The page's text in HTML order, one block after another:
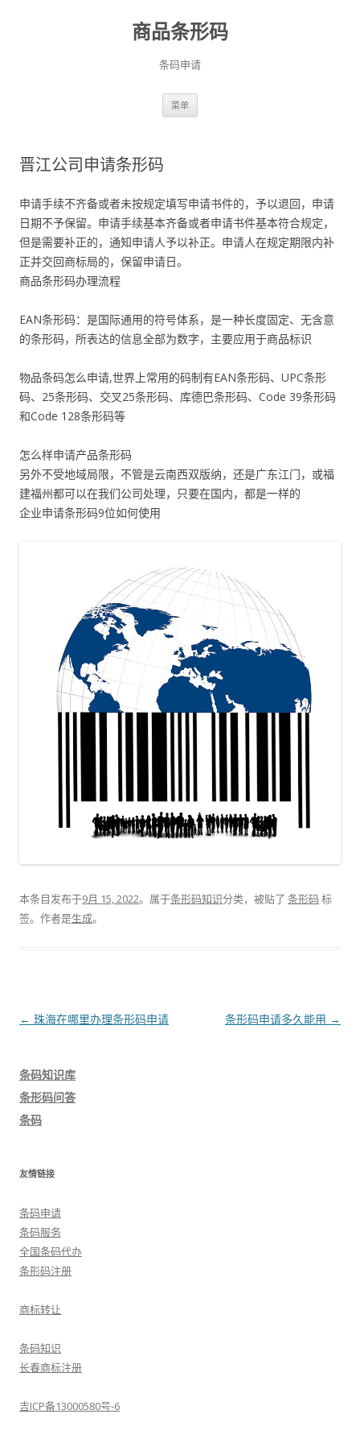
商品条形码
条码申请
菜单
晋江公司申请条形码
申请手续不齐备或者未按规定填写申请书件的，予以退回，申请
日期不予保留。申请手续基本齐备或者申请书件基本符合规定，
但是需要补正的，通知申请人予以补正。申请人在规定期限内补
正并交回商标局的，保留申请日。
商品条形码办理流程
EAN条形码：是国际通用的符号体系，是一种长度固定、无含意
的条形码，所表达的信息全部为数字，主要应用于商品标识
物品条码怎么申请,世界上常用的码制有EAN条形码、UPC条形
码、25条形码、交叉25条形码、库德巴条形码、Code 39条形码
和Code 128条形码等
怎么样申请产品条形码
另外不受地域局限，不管是云南西双版纳，还是广东江门，或福
建福州都可以在我们公司处理，只要在国内，都是一样的
企业申请条形码9位如何使用
本条目发布于9月 15, 2022。属于条形码知识分类，被贴了 条形码 标
签。 作者是生成。
文
← 珠海在哪里办理条形码申请 条形码申请多久能用 →
条码知识库
条形码问答
条码
友情链接
条码申请
条码服务
全国条码代办
条形码注册
商标转让
条码知识
长春商标注册
吉ICP备13000580号-6